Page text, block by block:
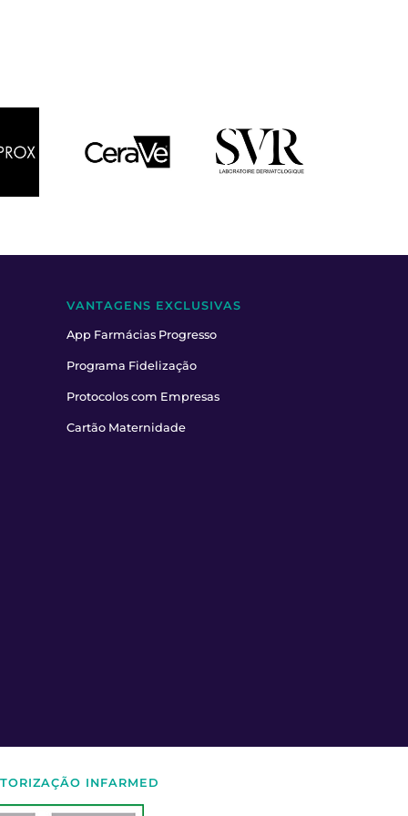
VANTAGENS EXCLUSIVAS
App Farmácias Progresso
Programa Fidelização
Protocolos com Empresas
Cartão Maternidade
INFARMED